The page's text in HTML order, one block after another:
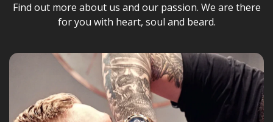
Find out more about us and our passion. We are there
for you with heart, soul and beard.